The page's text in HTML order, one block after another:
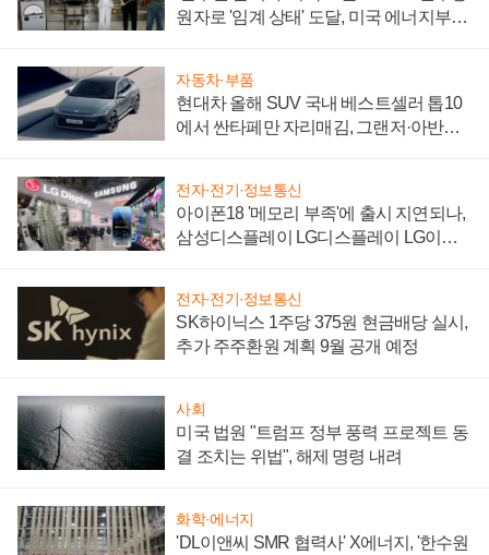
원자로 '임계 상태' 도달, 미국 에너지부
자동차·부품
현대차 올해 SUV 국내 베스트셀러 톱10
에서 싼타페만 자리매김, 그랜저·아반떼
전자·전기·정보통신
아이폰18 '메모리 부족'에 출시 지연되나,
삼성디스플레이 LG디스플레이 LG이노
전자·전기·정보통신
SK하이닉스 1주당 375원 현금배당 실시,
추가 주주환원 계획 9월 공개 예정
사회
미국 법원 "트럼프 정부 풍력 프로젝트 동
결 조치는 위법", 해제 명령 내려
화학·에너지
'DL이앤씨 SMR 협력사' X에너지, '한수원